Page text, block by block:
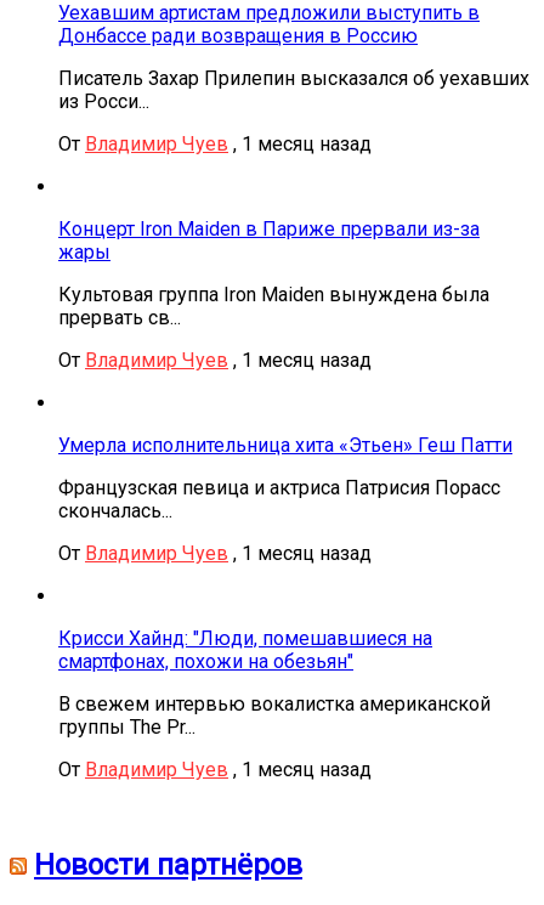
Уехавшим артистам предложили выступить в
Донбассе ради возвращения в Россию
Писатель Захар Прилепин высказался об уехавших
из Росси...
От Владимир Чуев , 1 месяц назад
Концерт Iron Maiden в Париже прервали из-за
жары
Культовая группа Iron Maiden вынуждена была
прервать св...
От Владимир Чуев , 1 месяц назад
Умерла исполнительница хита «Этьен» Геш Патти
Французская певица и актриса Патрисия Порасс
скончалась...
От Владимир Чуев , 1 месяц назад
Крисси Хайнд: "Люди, помешавшиеся на
смартфонах, похожи на обезьян"
В свежем интервью вокалистка американской
группы The Pr...
От Владимир Чуев , 1 месяц назад
Новости партнёров